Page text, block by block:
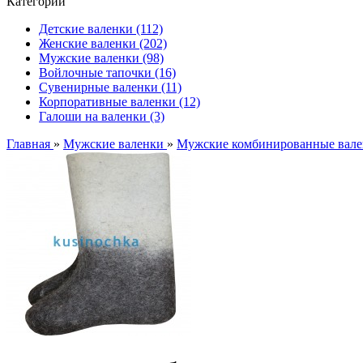
Детские валенки (112)
Женские валенки (202)
Мужские валенки (98)
Войлочные тапочки (16)
Сувенирные валенки (11)
Корпоративные валенки (12)
Галоши на валенки (3)
Главная » Мужские валенки » Мужские комбинированные